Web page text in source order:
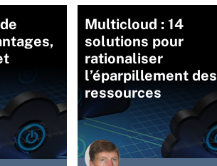
Multicloud : 14
solutions pour
rationaliser
l’éparpillement des
ressources